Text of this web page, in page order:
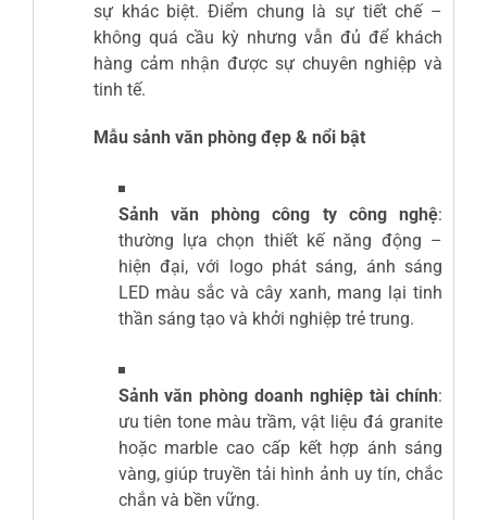
sự khác biệt. Điểm chung là sự tiết chế –
không quá cầu kỳ nhưng vẫn đủ để khách
hàng cảm nhận được sự chuyên nghiệp và
tinh tế.
Mẫu sảnh văn phòng đẹp & nổi bật
Sảnh văn phòng công ty công nghệ:
thường lựa chọn thiết kế năng động –
hiện đại, với logo phát sáng, ánh sáng
LED màu sắc và cây xanh, mang lại tinh
thần sáng tạo và khởi nghiệp trẻ trung.
Sảnh văn phòng doanh nghiệp tài chính:
ưu tiên tone màu trầm, vật liệu đá granite
hoặc marble cao cấp kết hợp ánh sáng
vàng, giúp truyền tải hình ảnh uy tín, chắc
chắn và bền vững.